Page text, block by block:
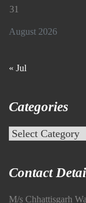
August 2026
31
« Jul
Categories
Categories
Contact
M/s Chhattisgarh